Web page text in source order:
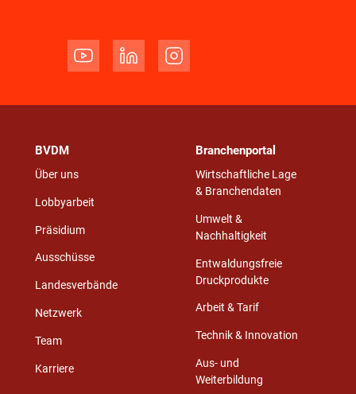
BVDM
Über uns
Lobbyarbeit
Präsidium
Ausschüsse
Landesverbände
Netzwerk
Team
Karriere
Branchenportal
Wirtschaftliche Lage
& Branchendaten
Umwelt &
Nachhaltigkeit
Entwaldungsfreie
Druckprodukte
Arbeit & Tarif
Technik & Innovation
Aus- und
Weiterbildung